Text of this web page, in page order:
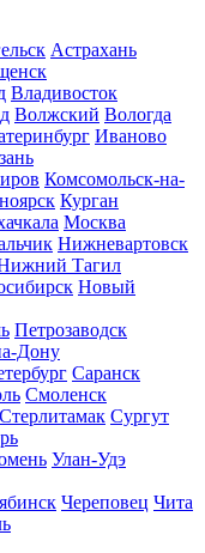
Астрахань
Владивосток
Волжский Вологда
Иваново
Комсомольск-на-
Курган
Москва
Нижневартовск
Тагил
Новый
Петрозаводск
Дону
Саранск
Смоленск
Стерлитамак Сургут
Улан-Удэ
Череповец Чита